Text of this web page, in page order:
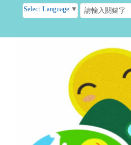
跳至主內容區
臺南市後壁區
Select Language ▼